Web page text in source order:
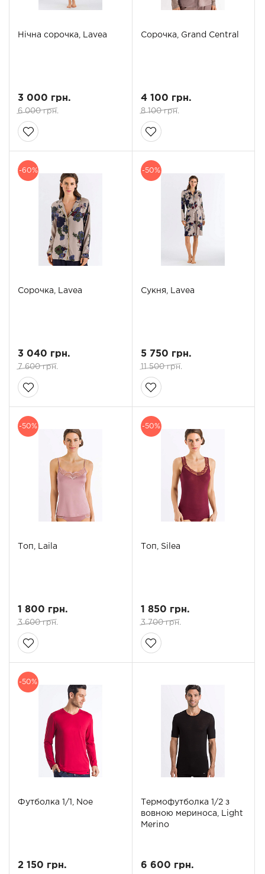
Нічна сорочка, Lavea
3 000 грн.
6 000 грн.
Сорочка, Grand Central
4 100 грн.
8 100 грн.
-60%
Сорочка, Lavea
3 040 грн.
7 600 грн.
-50%
Сукня, Lavea
5 750 грн.
11 500 грн.
-50%
Топ, Laila
1 800 грн.
3 600 грн.
-50%
Топ, Silea
1 850 грн.
3 700 грн.
-50%
Футболка 1/1, Noe
2 150 грн.
Термофутболка 1/2 з
вовною мериноса, Light
Merino
6 600 грн.